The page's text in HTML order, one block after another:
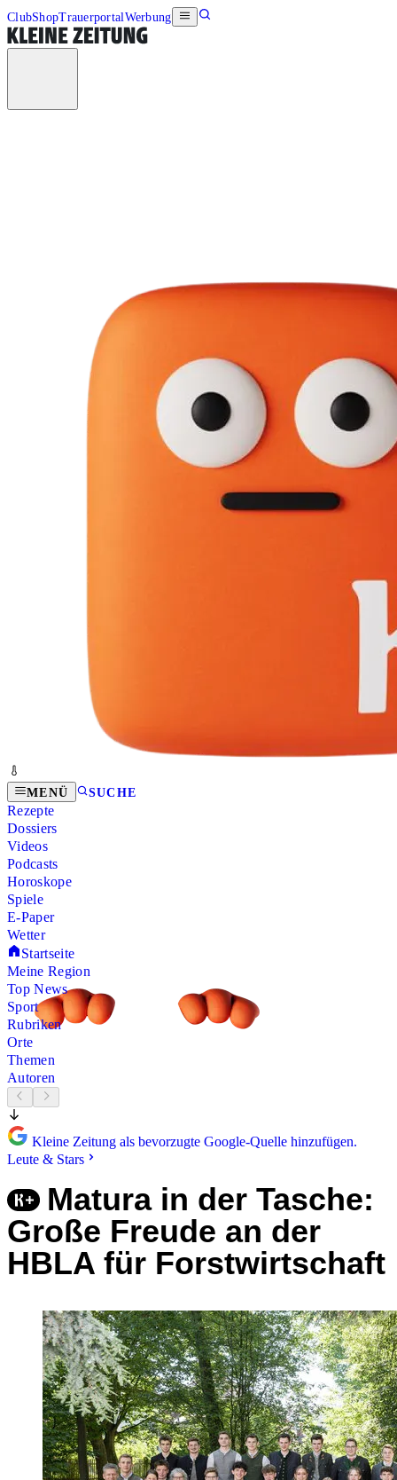
ClubShopTrauerportalWerbung
MENÜ SUCHE
Rezepte
Dossiers
Videos
Podcasts
Horoskope
Spiele
E-Paper
Wetter
Startseite
Meine Region
Top News
Sport
Rubriken
Orte
Themen
Autoren
Kleine Zeitung als bevorzugte Google-Quelle hinzufügen.
Leute & Stars
Matura in der Tasche:
Große Freude an der
HBLA für Forstwirtschaft